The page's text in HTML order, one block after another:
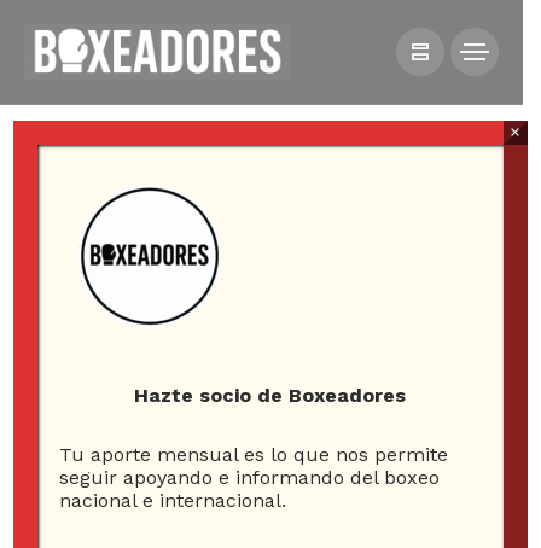
COLUMNAS
Celestino Gonzáles, el
campeón de Lota
Hazte socio de Boxeadores
Tu aporte mensual es lo que nos permite
seguir apoyando e informando del boxeo
nacional e internacional.
×